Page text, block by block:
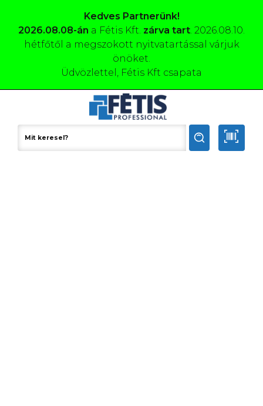
Kedves Partnerünk!
2026.08.08-án a Fétis Kft. zárva tart. 2026.08.10.
hétfőtől a megszokott nyitvatartással várjuk
önöket.
Üdvözlettel, Fétis Kft csapata